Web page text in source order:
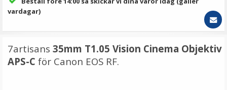
vardagar)
7artisans 35mm T1.05 Vision Cinema Objektiv
APS-C för Canon EOS RF.